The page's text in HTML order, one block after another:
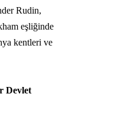
Rudin,
eşliğinde
kentleri ve
Devlet